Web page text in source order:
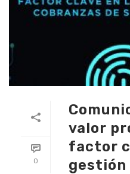
0
valor
factor
gestión